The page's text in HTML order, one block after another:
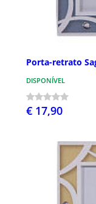
Porta-retrato
DISPONÍVEL
€ 17,90